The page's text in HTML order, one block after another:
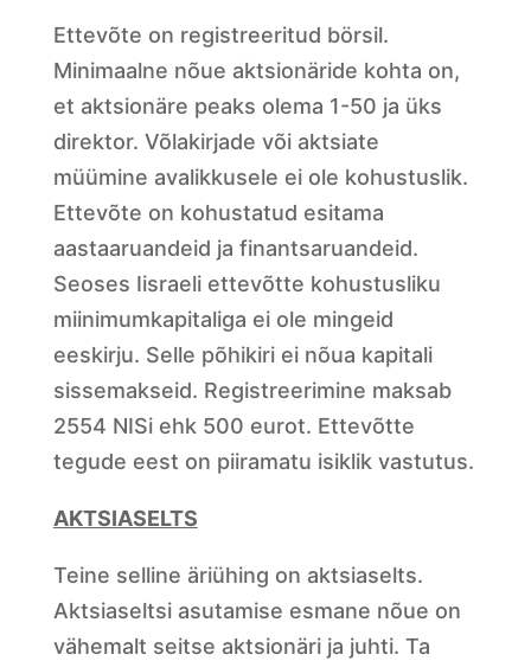
Ettevõte on registreeritud börsil.
Minimaalne nõue aktsionäride kohta on,
et aktsionäre peaks olema 1-50 ja üks
direktor. Võlakirjade või aktsiate
müümine avalikkusele ei ole kohustuslik.
Ettevõte on kohustatud esitama
aastaaruandeid ja finantsaruandeid.
Seoses Iisraeli ettevõtte kohustusliku
miinimumkapitaliga ei ole mingeid
eeskirju. Selle põhikiri ei nõua kapitali
sissemakseid. Registreerimine maksab
2554 NISi ehk 500 eurot. Ettevõtte
tegude eest on piiramatu isiklik vastutus.
AKTSIASELTS
Teine selline äriühing on aktsiaselts.
Aktsiaseltsi asutamise esmane nõue on
vähemalt seitse aktsionäri ja juhti. Ta